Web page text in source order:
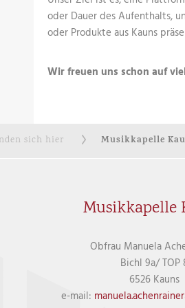
oder Dauer des Aufenthalts,
oder Produkte aus Kauns
Wir freuen uns schon auf
sich hier Musikkapelle
Musikkapelle
Obfrau Manuela
Bichl 9a/ TOP
6526 Kauns
e-mail: